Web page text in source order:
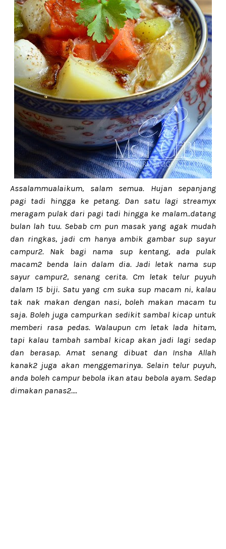
Assalammualaikum, salam semua. Hujan sepanjang
pagi tadi hingga ke petang. Dan satu lagi streamyx
meragam pulak dari pagi tadi hingga ke malam..datang
bulan lah tuu. Sebab cm pun masak yang agak mudah
dan ringkas, jadi cm hanya ambik gambar sup sayur
campur2. Nak bagi nama sup kentang, ada pulak
macam2 benda lain dalam dia. Jadi letak nama sup
sayur campur2, senang cerita. Cm letak telur puyuh
dalam 15 biji. Satu yang cm suka sup macam ni, kalau
tak nak makan dengan nasi, boleh makan macam tu
saja. Boleh juga campurkan sedikit sambal kicap untuk
memberi rasa pedas. Walaupun cm letak lada hitam,
tapi kalau tambah sambal kicap akan jadi lagi sedap
dan berasap. Amat senang dibuat dan Insha Allah
kanak2 juga akan menggemarinya. Selain telur puyuh,
anda boleh campur bebola ikan atau bebola ayam. Sedap
dimakan panas2....